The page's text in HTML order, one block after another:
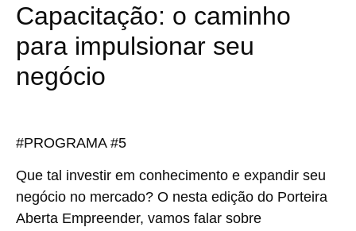
Capacitação: o caminho
para impulsionar seu
negócio
#PROGRAMA #5
Que tal investir em conhecimento e expandir seu
negócio no mercado? O nesta edição do Porteira
Aberta Empreender, vamos falar sobre